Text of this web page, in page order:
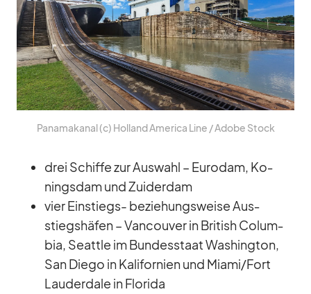
Pa­na­ma­ka­nal (c) Hol­land Ame­rica Line /​ Adobe Stock
drei Schiffe zur Aus­wahl – Eu­ro­dam, Ko­
nings­dam und Zu­ider­dam
vier Ein­stiegs- be­zie­hungs­weise Aus­
stiegs­hä­fen – Van­cou­ver in Bri­tish Co­lum­
bia, Se­at­tle im Bun­des­staat Wa­shing­ton,
San Diego in Ka­li­for­nien und Miami/​Fort
Lau­derd­ale in Flo­rida